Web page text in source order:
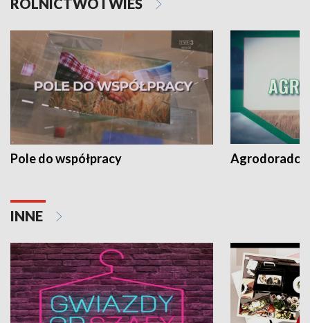
Pole do współpracy Agrodoradcy
INNE